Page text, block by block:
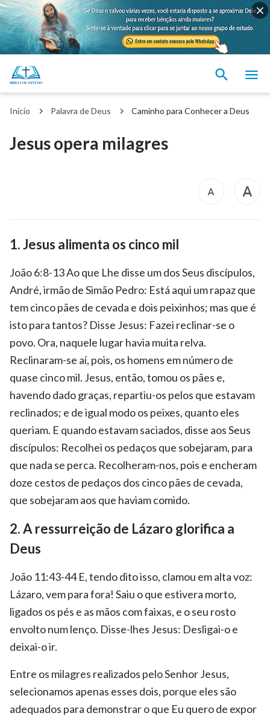
Início Palavra de Deus Caminho para Conhecer a Deus
Jesus opera milagres
1. Jesus alimenta os cinco mil
João 6:8-13 Ao que Lhe disse um dos Seus discípulos,
André, irmão de Simão Pedro: Está aqui um rapaz que
tem cinco pães de cevada e dois peixinhos; mas que é
isto para tantos? Disse Jesus: Fazei reclinar-se o
povo. Ora, naquele lugar havia muita relva.
Reclinaram-se aí, pois, os homens em número de
quase cinco mil. Jesus, então, tomou os pães e,
havendo dado graças, repartiu-os pelos que estavam
reclinados; e de igual modo os peixes, quanto eles
queriam. E quando estavam saciados, disse aos Seus
discípulos: Recolhei os pedaços que sobejaram, para
que nada se perca. Recolheram-nos, pois e encheram
doze cestos de pedaços dos cinco pães de cevada,
que sobejaram aos que haviam comido.
2. A ressurreição de Lázaro glorifica a
Deus
João 11:43-44 E, tendo dito isso, clamou em alta voz:
Lázaro, vem para fora! Saiu o que estivera morto,
ligados os pés e as mãos com faixas, e o seu rosto
envolto num lenço. Disse-lhes Jesus: Desligai-o e
deixai-o ir.
Entre os milagres realizados pelo Senhor Jesus,
selecionamos apenas esses dois, porque eles são
adequados para demonstrar o que Eu quero de expor